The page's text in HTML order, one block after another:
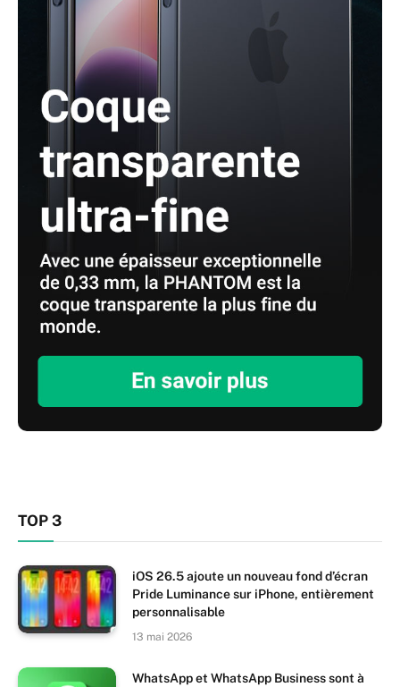
TOP 3
iOS 26.5 ajoute un nouveau fond d’écran
Pride Luminance sur iPhone, entièrement
personnalisable
13 mai 2026
WhatsApp et WhatsApp Business sont à